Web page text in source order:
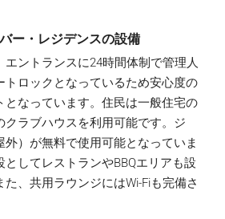
ー・レジデンスの設備
エントランスに24時間体制で管理人
トロックとなっているため安心度の
となっています。住民は一般住宅の
クラブハウスを利用可能です。ジ
外）が無料で使用可能となっていま
してレストランやBBQエリアも設
、共用ラウンジにはWi-Fiも完備さ